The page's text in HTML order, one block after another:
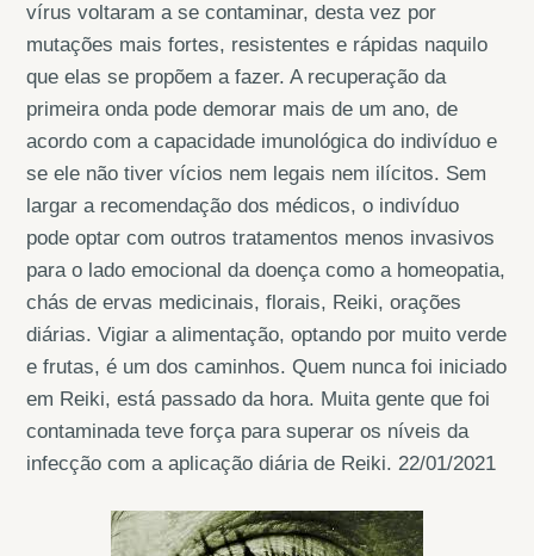
vírus voltaram a se contaminar, desta vez por
mutações mais fortes, resistentes e rápidas naquilo
que elas se propõem a fazer. A recuperação da
primeira onda pode demorar mais de um ano, de
acordo com a capacidade imunológica do indivíduo e
se ele não tiver vícios nem legais nem ilícitos. Sem
largar a recomendação dos médicos, o indivíduo
pode optar com outros tratamentos menos invasivos
para o lado emocional da doença como a homeopatia,
chás de ervas medicinais, florais, Reiki, orações
diárias. Vigiar a alimentação, optando por muito verde
e frutas, é um dos caminhos. Quem nunca foi iniciado
em Reiki, está passado da hora. Muita gente que foi
contaminada teve força para superar os níveis da
infecção com a aplicação diária de Reiki. 22/01/2021